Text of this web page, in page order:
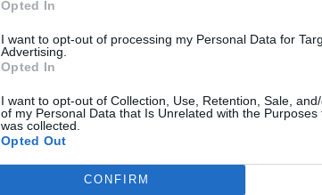
Opted In
I want to opt-out of processing my Personal Data for
Advertising.
Opted In
I want to opt-out of Collection, Use, Retention, Sale,
of my Personal Data that Is Unrelated with the Purposes
was collected.
Opted Out
CONFIRM
ZOBACZ RÓWNIEŻ:
Lidl przecenił hit do kuchni. Air fryer tańszy
początek